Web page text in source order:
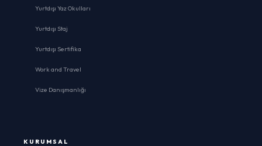
Yurtdışı Yaz Okulları
Yurtdışı Staj
Yurtdışı Sertifika
Work and Travel
Vize Danışmanlığı
KURUMSAL